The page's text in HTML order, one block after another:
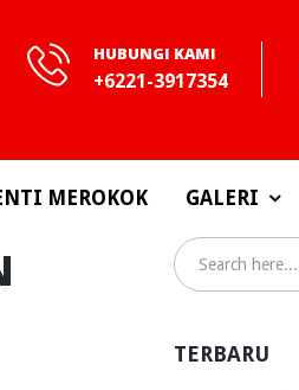
HUBUNGI KAMI
+6221-3917354
MEROKOK GALERI
TERBARU